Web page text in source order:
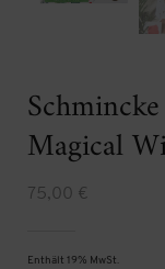
Magical
75,00 €
Enthält 19% MwSt.